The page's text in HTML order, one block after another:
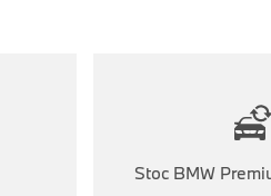
Stoc BMW